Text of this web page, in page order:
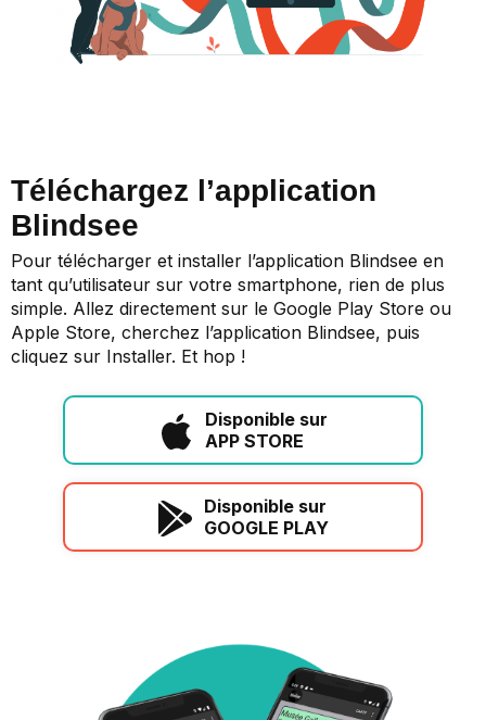
Téléchargez l’application
Blindsee
Pour télécharger et installer l’application Blindsee en
tant qu’utilisateur sur votre smartphone, rien de plus
simple. Allez directement sur le Google Play Store ou
Apple Store, cherchez l’application Blindsee, puis
cliquez sur Installer. Et hop !
Disponible sur
APP STORE
Disponible sur
GOOGLE PLAY